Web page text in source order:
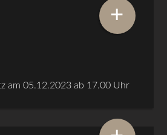
am 05.12.2023 ab 17.00 Uhr
+